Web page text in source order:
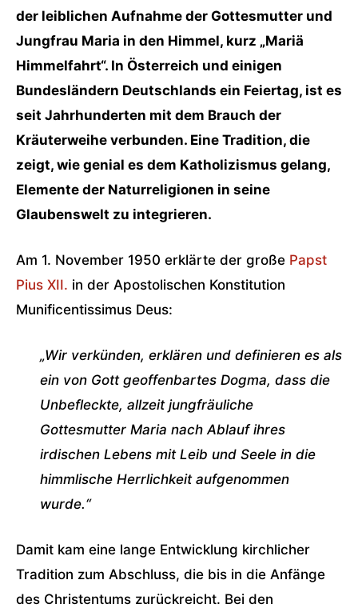
der leiblichen Aufnahme der Gottesmutter und
Jungfrau Maria in den Himmel, kurz „Mariä
Himmelfahrt“. In Österreich und einigen
Bundesländern Deutschlands ein Feiertag, ist es
seit Jahrhunderten mit dem Brauch der
Kräuterweihe verbunden. Eine Tradition, die
zeigt, wie genial es dem Katholizismus gelang,
Elemente der Naturreligionen in seine
Glaubenswelt zu integrieren.
Am 1. November 1950 erklärte der große Papst
Pius XII. in der Apostolischen Konstitution
Munificentissimus Deus:
„Wir verkünden, erklären und definieren es als
ein von Gott geoffenbartes Dogma, dass die
Unbefleckte, allzeit jungfräuliche
Gottesmutter Maria nach Ablauf ihres
irdischen Lebens mit Leib und Seele in die
himmlische Herrlichkeit aufgenommen
wurde.“
Damit kam eine lange Entwicklung kirchlicher
Tradition zum Abschluss, die bis in die Anfänge
des Christentums zurückreicht. Bei den